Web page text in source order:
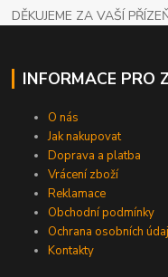
DĚKUJEME ZA VAŠÍ
INFORMACE PRO
O nás
Jak nakupovat
Doprava a platba
Vrácení zboží
Reklamace
Obchodní podmínky
Ochrana osobních
Kontakty